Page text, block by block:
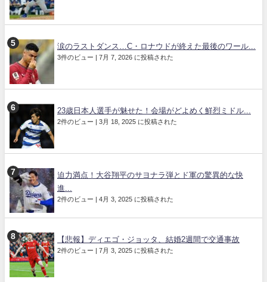
涙のラストダンス…C・ロナウドが終えた最後のワール...
3件のビュー 7月 7, 2026 に投稿された
23歳日本人選手が魅せた！会場がどよめく鮮烈ミドル...
2件のビュー 3月 18, 2025 に投稿された
迫力満点！大谷翔平のサヨナラ弾とド軍の驚異的な快
進...
2件のビュー 4月 3, 2025 に投稿された
【悲報】ディエゴ・ジョッタ、結婚2週間で交通事故
2件のビュー 7月 3, 2025 に投稿された